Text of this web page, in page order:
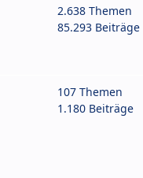
2.638 Themen
85.293 Beiträge
107 Themen
1.180 Beiträge